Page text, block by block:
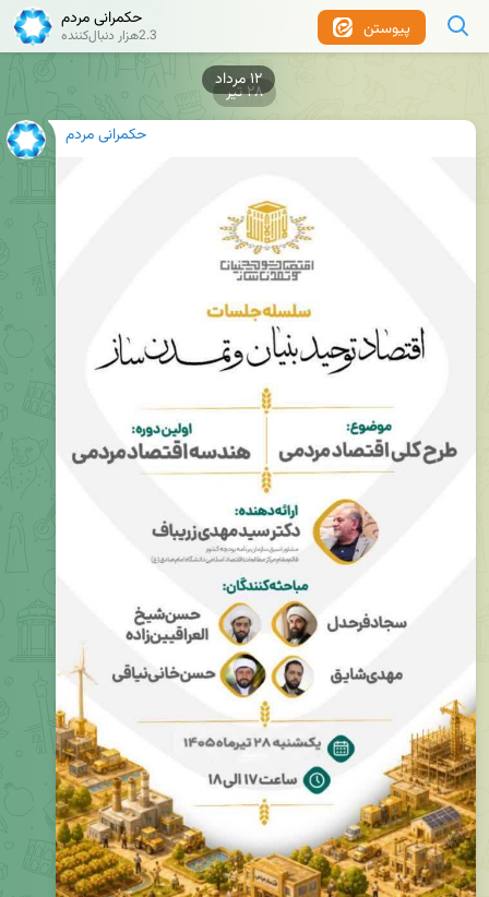
پیوستن حکمرانی مردم
2.3هزار دنبال‌کننده
حکمرانی مردم
۲۸ تیر